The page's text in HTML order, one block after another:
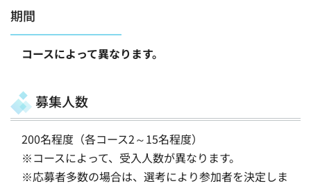
期間
コースによって異なります。
募集人数
200名程度（各コース2～15名程度）
※コースによって、受入人数が異なります。
※応募者多数の場合は、選考により参加者を決定しま